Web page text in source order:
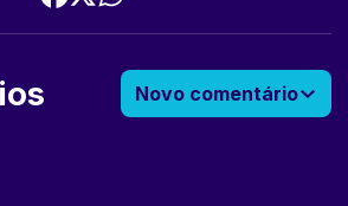
Novo comentário